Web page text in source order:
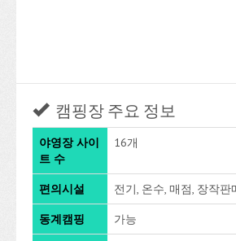
캠핑장 주요 정보
야영장 사이
트 수
16개
편의시설 전기, 온수, 매점, 장작판
동계캠핑 가능